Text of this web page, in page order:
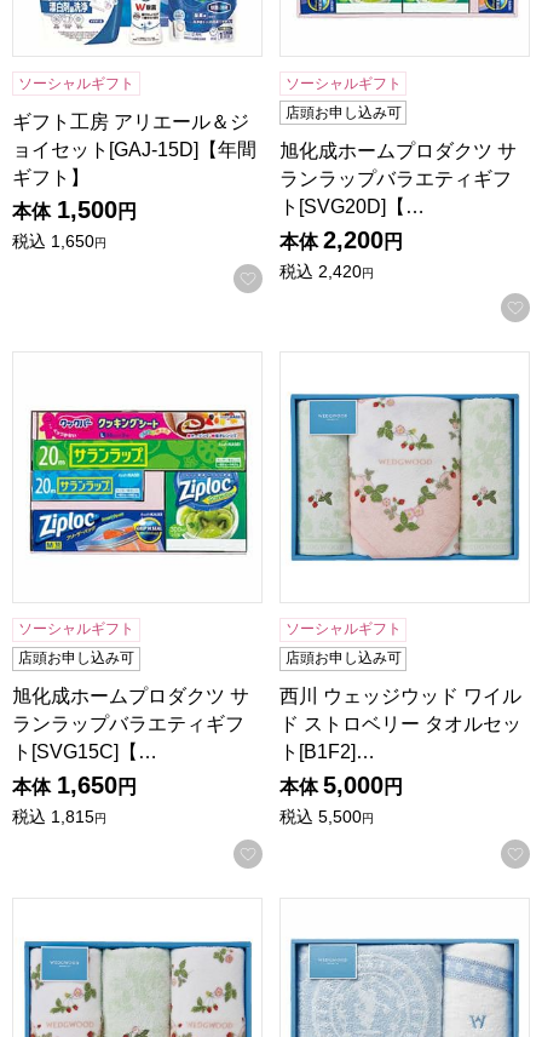
ソーシャルギフト
ギフト工房 アリエール＆ジ
ョイセット[GAJ-15D]【年間
ギフト】
本体 1,500円
税込 1,650円
お気に入りに登録する
ソーシャルギフト
店頭お申し込み可
旭化成ホームプロダクツ サ
ランラップバラエティギフ
ト[SVG20D]【…
本体 2,200円
税込 2,420円
ソーシャルギフト
店頭お申し込み可
旭化成ホームプロダクツ サ
ランラップバラエティギフ
ト[SVG15C]【…
本体 1,650円
税込 1,815円
お気に入りに登録する
ソーシャルギフト
店頭お申し込み可
西川 ウェッジウッド ワイル
ド ストロベリー タオルセッ
ト[B1F2]…
本体 5,000円
税込 5,500円